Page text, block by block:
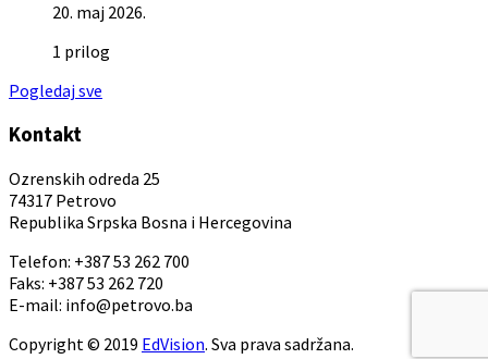
20. maj 2026.
1 prilog
Pogledaj sve
Kontakt
Ozrenskih odreda 25
74317 Petrovo
Republika Srpska Bosna i Hercegovina
Telefon: +387 53 262 700
Faks: +387 53 262 720
E-mail: info@petrovo.ba
Copyright © 2019 EdVision. Sva prava sadržana.